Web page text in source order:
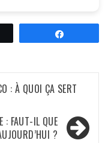
: À QUOI ÇA SERT
: FAUT-IL QUE
?